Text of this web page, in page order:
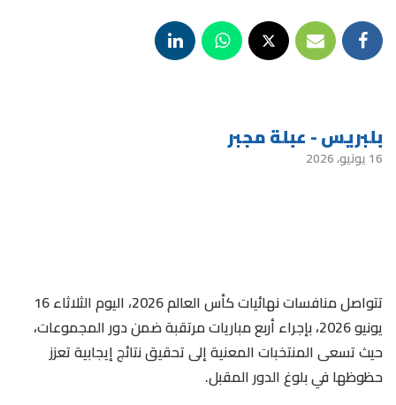
بلبريس - عبلة مجبر
16 يونيو، 2026
تتواصل منافسات نهائيات كأس العالم 2026، اليوم الثلاثاء 16
يونيو 2026، بإجراء أربع مباريات مرتقبة ضمن دور المجموعات،
حيث تسعى المنتخبات المعنية إلى تحقيق نتائج إيجابية تعزز
حظوظها في بلوغ الدور المقبل.